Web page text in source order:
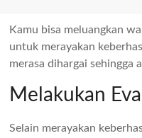
Kamu bisa meluangkan
untuk merayakan
merasa dihargai sehingga
Melakukan
Selain merayakan